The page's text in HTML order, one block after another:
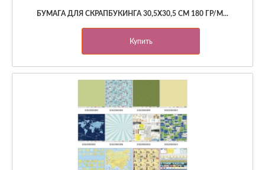
БУМАГА ДЛЯ СКРАПБУКИНГА 30,5Х30,5 СМ 180 ГР/М...
Купить